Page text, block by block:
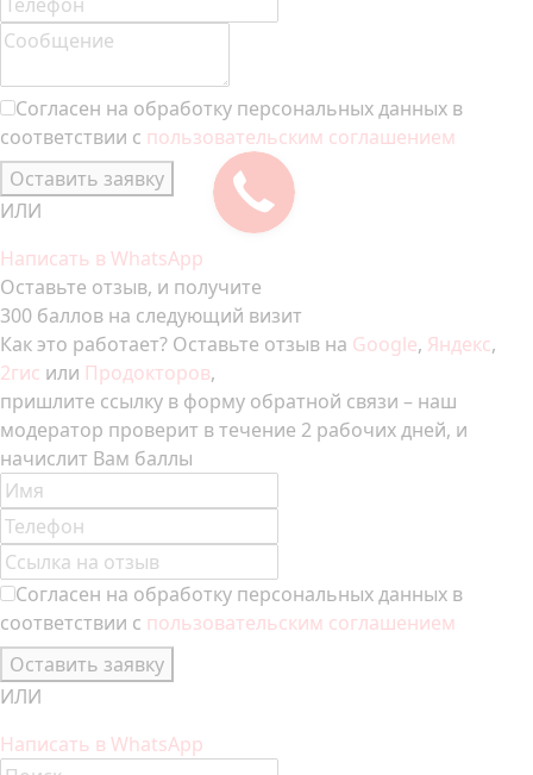
Согласен на обработку персональных данных в
соответствии с пользовательским соглашением
Оставить заявку
ИЛИ
Написать в WhatsApp
Оставьте отзыв, и получите
300 баллов на следующий визит
Как это работает? Оставьте отзыв на Google, Яндекс,
2гис или Продокторов,
пришлите ссылку в форму обратной связи – наш
модератор проверит в течение 2 рабочих дней, и
начислит Вам баллы
Согласен на обработку персональных данных в
соответствии с пользовательским соглашением
Оставить заявку
ИЛИ
Написать в WhatsApp